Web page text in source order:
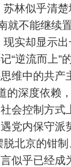
林似乎清
就不能继续
实却显示
“逆流而上”
维中的共产
的深度依赖
会控制方式
党内保守派
北京的钳
似乎已经成